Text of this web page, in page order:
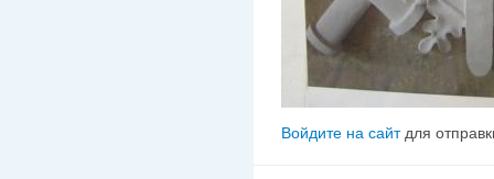
Войдите на сайтдля